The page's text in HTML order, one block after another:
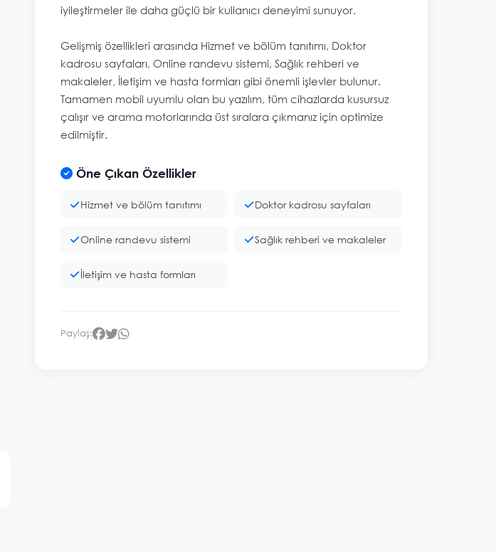
iyileştirmeler ile daha güçlü bir kullanıcı deneyimi sunuyor.
Gelişmiş özellikleri arasında Hizmet ve bölüm tanıtımı, Doktor
kadrosu sayfaları, Online randevu sistemi, Sağlık rehberi ve
makaleler, İletişim ve hasta formları gibi önemli işlevler bulunur.
Tamamen mobil uyumlu olan bu yazılım, tüm cihazlarda kusursuz
çalışır ve arama motorlarında üst sıralara çıkmanız için optimize
edilmiştir.
Öne Çıkan Özellikler
Hizmet ve bölüm tanıtımı Doktor kadrosu sayfaları
Online randevu sistemi Sağlık rehberi ve makaleler
İletişim ve hasta formları
Paylaş: